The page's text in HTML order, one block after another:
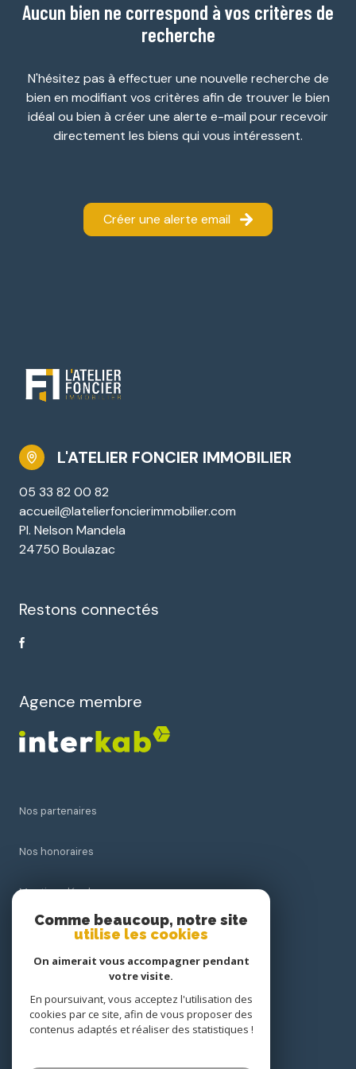
PARKINGS
DIVERS
ESTIMATION
AGENCE
Aucun bien ne correspond à vos critères de
recherche
N'hésitez pas à effectuer une nouvelle recherche de
bien en modifiant vos critères afin de trouver le bien
idéal ou bien à créer une alerte e-mail pour recevoir
directement les biens qui vous intéressent.
Créer une alerte email
L'ATELIER FONCIER IMMOBILIER
05 33 82 00 82
accueil@latelierfoncierimmobilier.com
Pl. Nelson Mandela
24750 Boulazac
Restons connectés
Agence membre
Nos partenaires
Nos honoraires
Mentions légales
Cookies
Comme beaucoup, notre site
utilise les cookies
On aimerait vous accompagner pendant
votre visite.
En poursuivant, vous acceptez l'utilisation des
cookies par ce site, afin de vous proposer des
contenus adaptés et réaliser des statistiques !